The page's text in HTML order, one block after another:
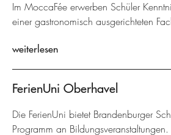
Im MoccaFée erwerben Schüler
einer gastronomisch ausgerichteten
weiterlesen
FerienUni Oberhavel
Die FerienUni bietet Brandenburger
Programm an Bildungsveranstaltungen.